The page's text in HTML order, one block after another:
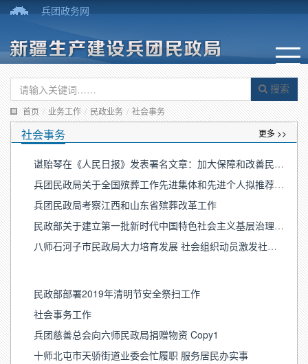
兵团政务网
搜索
首页 / 业务工作 / 民政业务 / 社会事务
社会事务 更多 >>
谌贻琴在《人民日报》发表署名文章：加大保障和改善民生力度
兵团民政局关于全国殡葬工作先进集体和先进个人拟推荐名单公示
兵团民政局考察江西和山东省殡葬改革工作
民政部关于建立第一批新时代中国特色社会主义基层治理研究基地的公告
八师石河子市民政局大力培育发展 社会组织动员激发社会力量参与社会治理
民政部部署2019年清明节安全祭扫工作
社会事务工作
兵团慈善总会向六师民政局捐赠物资 Copy1
十师北屯市天骄街道业委会忙履职 服务居民办实事